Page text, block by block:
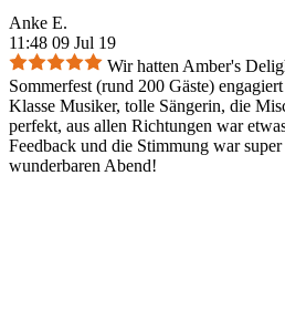
Anke E.
11:48 09 Jul 19
Wir hatten Amber's
Sommerfest (rund 200 Gäste)
Klasse Musiker, tolle Sängerin, die
perfekt, aus allen Richtungen war
Feedback und die Stimmung war
wunderbaren Abend!